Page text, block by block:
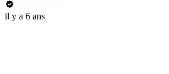
il y a 6 ans